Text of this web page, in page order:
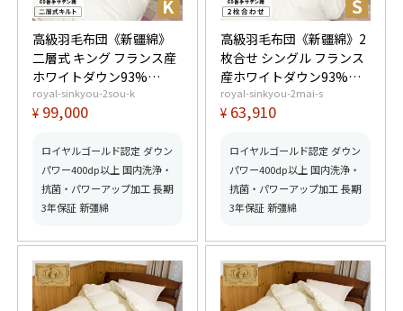
高級羽毛布団《新疆綿》
二層式 キング フランス産
ホワイトダウン93%
(400dp以上) 羽毛量2.2kg
【5つ星ロイヤルゴールド
ーク取得】
royal-sinkyou-2sou-k
¥ 99,000
ロイヤルゴールド認定 ダウン
パワー400dp以上 国内洗浄・
抗菌・パワーアップ加工 長期
3年保証 新彊綿
高級羽毛布団《新疆綿》2
枚合せ シングル フランス
産ホワイトダウン93%
(400dp以上) 合掛0.9kg、
薄掛0.4kg 【5つ星ロイヤ
ドふとんマーク取得】
royal-sinkyou-2mai-s
¥ 63,910
ロイヤルゴールド認定 ダウン
パワー400dp以上 国内洗浄・
抗菌・パワーアップ加工 長期
3年保証 新彊綿